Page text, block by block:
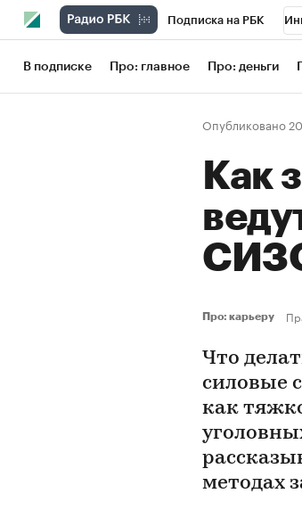
Подписка на РБК
Школа управления РБК
Рынок наличной
В подписке Про: главное Про: деньги
Опубликовано
Как
Про: карьеру
Что
силовые
как
методах